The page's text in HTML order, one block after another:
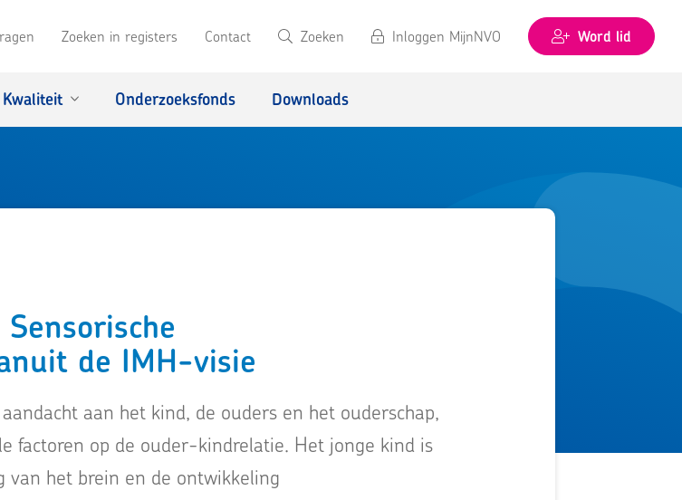
Zoeken in registers Contact Zoeken Inloggen MijnNVO Word lid
Kwaliteit Onderzoeksfonds Downloads
de IMH-visie
aan het kind, de ouders en het ouderschap,
factoren op de ouder-kindrelatie. Het jonge kind is
van het brein en de ontwikkeling